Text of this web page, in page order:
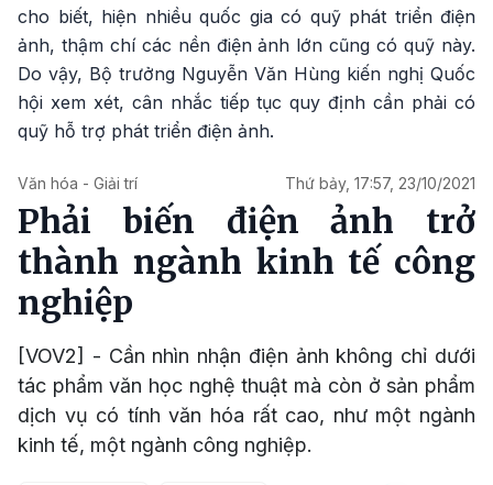
cho biết, hiện nhiều quốc gia có quỹ phát triển điện
ảnh, thậm chí các nền điện ảnh lớn cũng có quỹ này.
Do vậy, Bộ trưởng Nguyễn Văn Hùng kiến nghị Quốc
hội xem xét, cân nhắc tiếp tục quy định cần phải có
quỹ hỗ trợ phát triển điện ảnh.
Văn hóa - Giải trí Thứ bảy, 17:57, 23/10/2021
Phải biến điện ảnh trở
thành ngành kinh tế công
nghiệp
[VOV2] - Cần nhìn nhận điện ảnh không chỉ dưới
tác phẩm văn học nghệ thuật mà còn ở sản phẩm
dịch vụ có tính văn hóa rất cao, như một ngành
kinh tế, một ngành công nghiệp.